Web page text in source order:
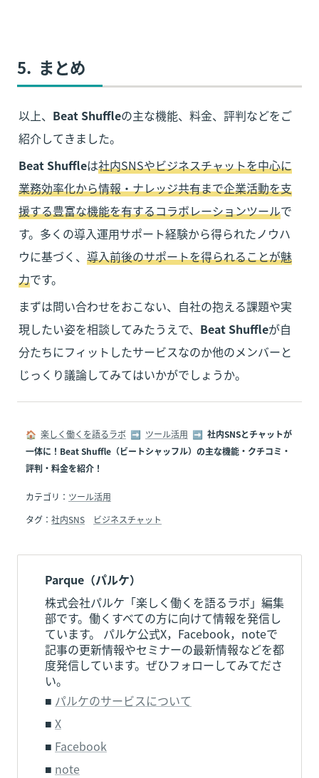
5.  まとめ
以上、 Beat Shuffleの主な機能、料金、評判などをご
紹介してきました。
Beat Shuffleは社内SNSやビジネスチャットを中心に
業務効率化から情報・ナレッジ共有まで企業活動を支
援する豊富な機能を有するコラボレーションツールで
す。多くの導入運用サポート経験から得られたノウハ
ウに基づく、 導入前後のサポートを得られることが魅
力です。
まずは問い合わせをおこない、自社の抱える課題や実
現したい姿を相談してみたうえで、 Beat Shuffleが自
分たちにフィットしたサービスなのか他のメンバーと
じっくり議論してみてはいかがでしょうか。
🏠 楽しく働くを語るラボ
  ➡
ツール活用
  ➡
社内SNSとチャットが
一体に！Beat Shuffle（ビートシャッフル）の主な機能・クチコミ・
評判・料金を紹介！
カテゴリ： ツール活用
タグ： 社内SNS ビジネスチャット
Parque（パルケ）
株式会社パルケ「楽しく働くを語るラボ」編集
部です。働くすべての方に向けて情報を発信し
ています。 パルケ公式X，Facebook，noteで
記事の更新情報やセミナーの最新情報などを都
度発信しています。ぜひフォローしてみてださ
い。
■ パルケのサービスについて
■ X
■ Facebook
■ note